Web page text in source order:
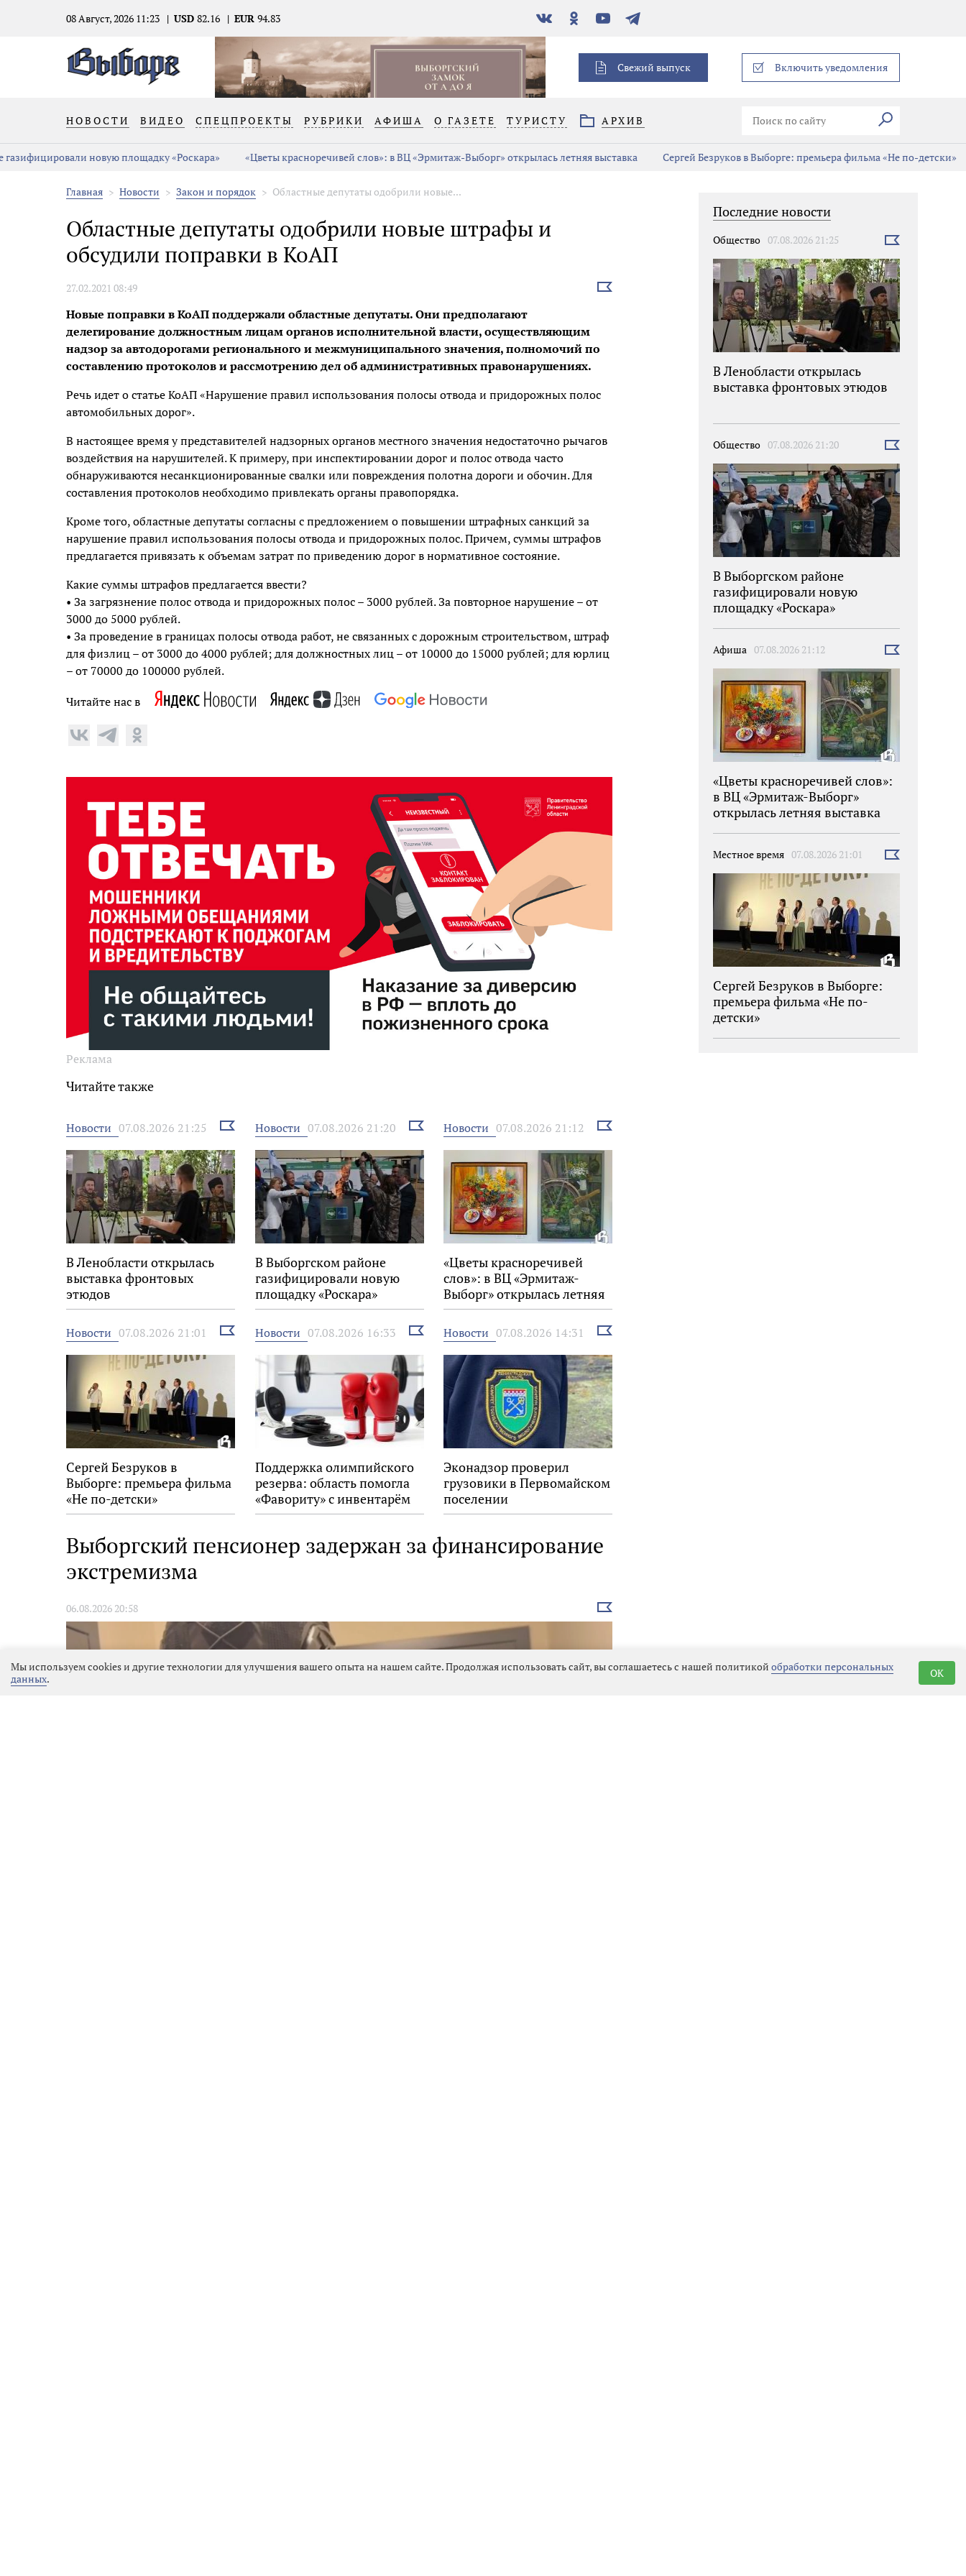
08 Август, 2026 11:23 USD 82.16 EUR 94.83
В
контакте
Одноклассники
YouTubeТелеграм
Свежий выпуск Включить уведомления
НОВОСТИ ВИДЕО СПЕЦПРОЕКТЫ РУБРИКИ АФИША О ГАЗЕТЕ ТУРИСТУ АРХИВ Искать
новую площадку «Роскара» «Цветы красноречивей слов»: в ВЦ «Эрмитаж-Выборг» открылась летняя выставка Сергей Безруков в Выборге: премьера фильма «Не по-детски»
Главная Новости Закон и порядок Областные депутаты одобрили новые...
Областные депутаты одобрили новые штрафы и
обсудили поправки в КоАП
27.02.2021 08:49
Выбрать
Новые поправки в КоАП поддержали областные депутаты. Они предполагают
делегирование должностным лицам органов исполнительной власти, осуществляющим
надзор за автодорогами регионального и межмуниципального значения, полномочий по
составлению протоколов и рассмотрению дел об административных правонарушениях.
Речь идет о статье КоАП «Нарушение правил использования полосы отвода и придорожных полос
автомобильных дорог».
В настоящее время у представителей надзорных органов местного значения недостаточно рычагов
воздействия на нарушителей. К примеру, при инспектировании дорог и полос отвода часто
обнаруживаются несанкционированные свалки или повреждения полотна дороги и обочин. Для
составления протоколов необходимо привлекать органы правопорядка.
Кроме того, областные депутаты согласны с предложением о повышении штрафных санкций за
нарушение правил использования полосы отвода и придорожных полос. Причем, суммы штрафов
предлагается привязать к объемам затрат по приведению дорог в нормативное состояние.
Какие суммы штрафов предлагается ввести?
• За загрязнение полос отвода и придорожных полос – 3000 рублей. За повторное нарушение – от
3000 до 5000 рублей.
• За проведение в границах полосы отвода работ, не связанных с дорожным строительством, штраф
для физлиц – от 3000 до 4000 рублей; для должностных лиц – от 10000 до 15000 рублей; для юрлиц
– от 70000 до 100000 рублей.
Читайте нас в
Реклама
Читайте также
Новости 07.08.2026 21:25
Выбрать
новость
В Ленобласти открылась
выставка фронтовых
этюдов
Новости 07.08.2026 21:20
Выбрать
новость
В Выборгском районе
газифицировали новую
площадку «Роскара»
Новости 07.08.2026 21:12
Выбрать
«Цветы красноречивей
слов»: в ВЦ «Эрмитаж-
Выборг» открылась летняя
выставка
Новости 07.08.2026 21:01
Выбрать
новость
Сергей Безруков в
Выборге: премьера фильма
«Не по-детски»
Новости 07.08.2026 16:33
Выбрать
новость
Поддержка олимпийского
резерва: область помогла
«Фавориту» с инвентарём
Новости 07.08.2026 14:31
Выбрать
Эконадзор проверил
грузовики в Первомайском
поселении
Выборгский пенсионер задержан за финансирование
экстремизма
06.08.2026 20:58
Выбрать
новость
Последние новости
Общество 07.08.2026 21:25
Выбрать
В Ленобласти открылась
выставка фронтовых этюдов
Общество 07.08.2026 21:20
Выбрать
В Выборгском районе
газифицировали новую
площадку «Роскара»
Афиша 07.08.2026 21:12
Выбрать
«Цветы красноречивей слов»:
в ВЦ «Эрмитаж-Выборг»
открылась летняя выставка
Местное время 07.08.2026 21:01
Выбрать
Сергей Безруков в Выборге:
премьера фильма «Не по-
детски»
Мы используем cookies и другие технологии для улучшения вашего опыта на нашем сайте. Продолжая использовать сайт, вы соглашаетесь с нашей политикой обработки персональных
данных. OK